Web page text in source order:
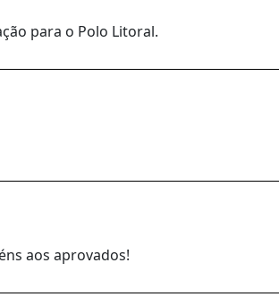
para o Polo Litoral.
aos aprovados!